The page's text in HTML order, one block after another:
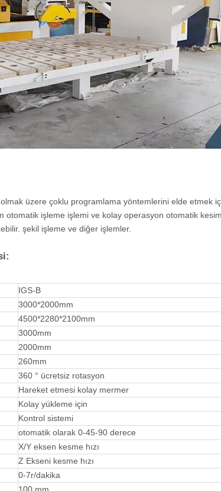
üzere çoklu programlama yöntemlerini elde etmek
otomatik işleme işlemi ve kolay operasyon otomatik
şekil işleme ve diğer işlemler.
IGS-B
3000*2000mm
4500*2280*2100mm
3000mm
2000mm
260mm
360 ° ücretsiz rotasyon
Hareket etmesi kolay mermer
Kolay yükleme için
Kontrol sistemi
otomatik olarak 0-45-90 derece
X/Y eksen kesme hızı
Z Ekseni kesme hızı
0-7r/dakika
100 mm